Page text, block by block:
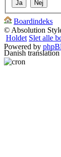
Boardindeks
© Absolution
Holdet Slet alle
Powered by
Danish